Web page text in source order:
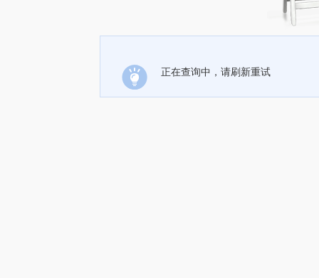
正在查询中，请刷新重试